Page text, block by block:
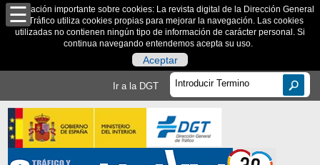
Información importante sobre cookies: La revista digital de la Dirección General
de Tráfico utiliza cookies propias para mejorar la navegación. Las cookies
utilizadas no contienen ningún tipo de información de carácter personal. Si
continua navegando entendemos acepta su uso.
Aceptar
Ir a la DGT